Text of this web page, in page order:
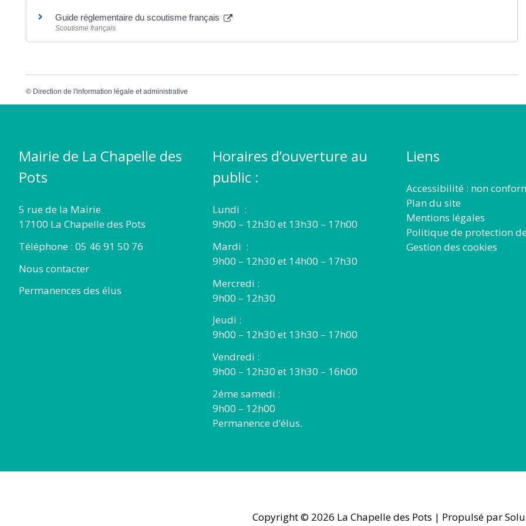
Guide réglementaire du scoutisme français
Scoutisme français
© Direction de l'information légale et administrative
Mairie de La Chapelle des
Pots
5 rue de la Mairie
17100 La Chapelle des Pots
Téléphone : 05 46 91 50 76
Nous contacter
Permanences des élus
Horaires d’ouverture au
public :
Lundi :
9h00 – 12h30 et 13h30 – 17h00
Mardi :
9h00 – 12h30 et 14h00 – 17h30
Mercredi :
9h00 – 12h30
Jeudi :
9h00 – 12h30 et 13h30 – 17h00
Vendredi :
9h00 – 12h30 et 13h30 – 16h00
2éme samedi :
9h00 – 12h00
Permanence d’élus.
Liens
Accessibilité : non
Plan du site
Mentions légales
Politique de protection
Gestion des cookies
Copyright © 2026 La Chapelle des Pots | Propulsé par